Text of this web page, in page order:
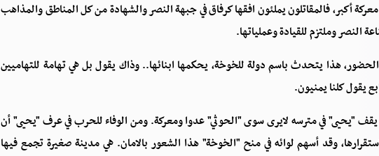
أكبر، فالمقاتلون يملئون افقها كرفاق في جبهة النصر والشهادة من كل المناطق والمذاهب
النصر وملتزم للقيادة وعملياتها.
هذا يتحدث باسم دولة للخوخة، يحكمها ابنائها.. وذاك يقول بل هي تهامة للتهاميين
يقول كلنا يمنيون.
"يحيى" في مترسه لايرى سوى "الحوثي" عدوا ومعركة. ومن الوفاء للحرب في عرف "يحيى" أن
وقد أسهم لوائه في منح "الخوخة" هذا الشعور بالامان. هي مدينة صغيرة تجمع فيها